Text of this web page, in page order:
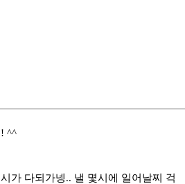
^^
가 다되가넹.. 낼 몇시에 일어날찌 걱